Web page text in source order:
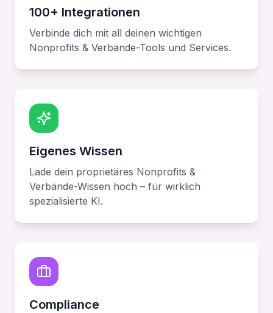
100+ Integrationen
Verbinde dich mit all deinen wichtigen
Nonprofits & Verbände-Tools und Services.
Eigenes Wissen
Lade dein proprietäres Nonprofits &
Verbände-Wissen hoch – für wirklich
spezialisierte KI.
Compliance